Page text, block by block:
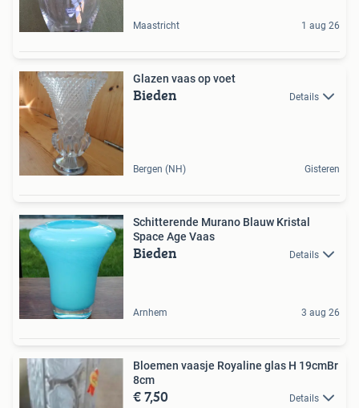
Maastricht 1 aug 26
Glazen vaas op voet
Bieden Details
Bergen (NH) Gisteren
Schitterende Murano Blauw Kristal
Space Age Vaas
Bieden Details
Arnhem 3 aug 26
Bloemen vaasje Royaline glas H 19cmBr
8cm
€ 7,50 Details